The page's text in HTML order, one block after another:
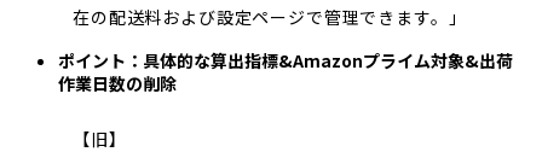
在の配送料および設定ページで管理できます。」
ポイント：具体的な算出指標&Amazonプライム対象&出荷
作業日数の削除
【旧】